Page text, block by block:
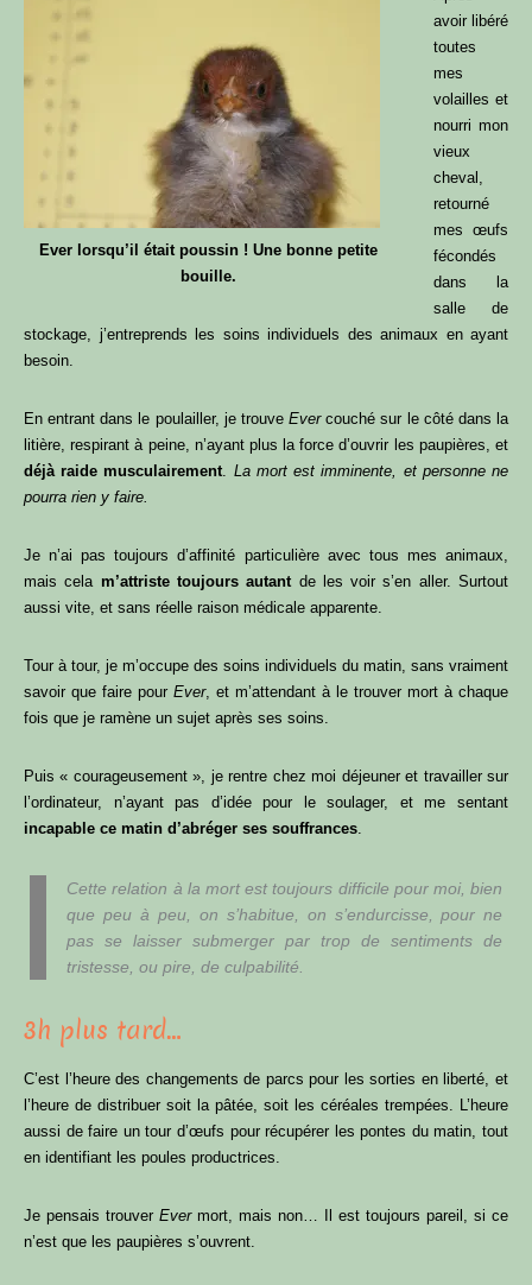
Ever lorsqu’il était poussin ! Une bonne petite
bouille.
avoir libéré
toutes
mes
volailles et
nourri mon
vieux
cheval,
retourné
mes œufs
fécondés
dans la
salle de
stockage, j’entreprends les soins individuels des animaux en ayant
besoin.
En entrant dans le poulailler, je trouveEvercouché sur le côté dans la
litière, respirant à peine, n’ayant plus la force d’ouvrir les paupières, et
déjà raide musculairement
La mort est imminente, et personne ne
pourra rien y faire.
Je n’ai pas toujours d’affinité particulière avec tous mes animaux,
mais cela m’attriste toujours autant de les voir s’en aller. Surtout
aussi vite, et sans réelle raison médicale apparente.
Tour à tour, je m’occupe des soins individuels du matin, sans vraiment
savoir que faire pour Ever, et m’attendant à le trouver mort à chaque
fois que je ramène un sujet après ses soins.
Puis « courageusement », je rentre chez moi déjeuner et travailler sur
l’ordinateur, n’ayant pas d’idée pour le soulager, et me sentant
incapable ce matin d’abréger ses souffrances
Cette relation à la mort est toujours difficile pour moi, bien
que peu à peu, on s’habitue, on s’endurcisse, pour ne
pas se laisser submerger par trop de sentiments de
tristesse, ou pire, de culpabilité.
3h plus tard…
C’est l’heure des changements de parcs pour les sorties en liberté, et
l’heure de distribuer soit la pâtée, soit les céréales trempées. L’heure
aussi de faire un tour d’œufs pour récupérer les pontes du matin, tout
en identifiant les poules productrices.
Je pensais trouver Evermort, mais non… Il est toujours pareil, si ce
n’est que les paupières s’ouvrent.